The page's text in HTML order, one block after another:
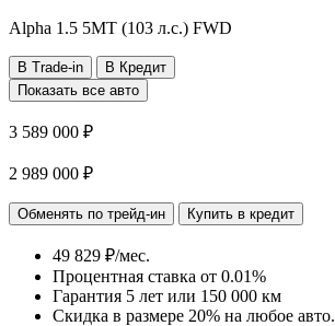
Alpha 1.5 5MT (103 л.с.) FWD
В Trade-in
В Кредит
Показать все авто
3 589 000 ₽
2 989 000 ₽
Обменять по трейд-ин Купить в кредит
49 829 ₽/мес.
Процентная ставка от 0.01%
Гарантия 5 лет или 150 000 км
Скидка в размере 20% на любое авто.